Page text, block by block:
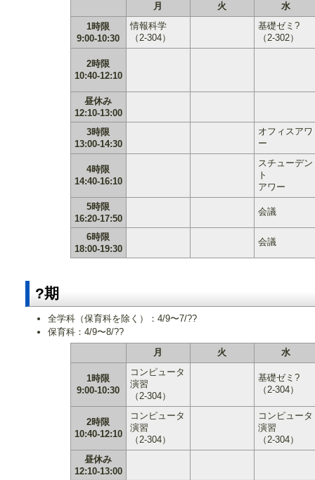
月
火
水
1時限
9:00-10:30
情報科学
（2-304）
基礎ゼミ?
（2-302）
2時限
10:40-12:10
昼休み
12:10-13:00
3時限
13:00-14:30
オフィスアワ
ー
4時限
14:40-16:10
スチューデン
ト
アワー
5時限
16:20-17:50
会議
6時限
18:00-19:30
会議
?期
全学科（保育科を除く）：4/9〜7/??
保育科：4/9〜8/??
月
火 水
1時限
9:00-10:30
コンピュータ
演習
（2-304）
基礎ゼミ?
（2-304）
2時限
10:40-12:10
コンピュータ
演習
（2-304）
コンピュータ
演習
（2-304）
昼休み
12:10-13:00